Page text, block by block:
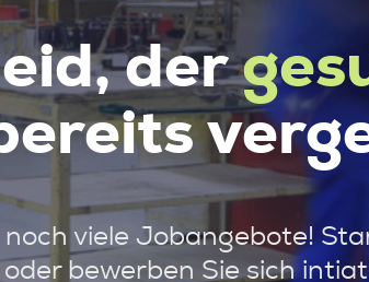
der
viele Jobangebote!
oder bewerben Sie sich